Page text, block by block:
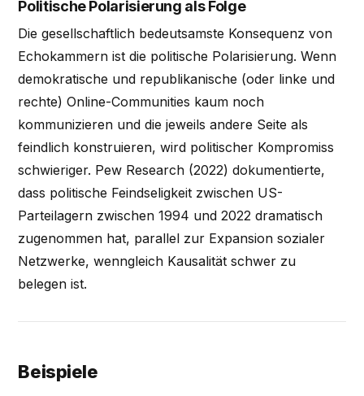
Politische Polarisierung als Folge
Die gesellschaftlich bedeutsamste Konsequenz von
Echokammern ist die politische Polarisierung. Wenn
demokratische und republikanische (oder linke und
rechte) Online-Communities kaum noch
kommunizieren und die jeweils andere Seite als
feindlich konstruieren, wird politischer Kompromiss
schwieriger. Pew Research (2022) dokumentierte,
dass politische Feindseligkeit zwischen US-
Parteilagern zwischen 1994 und 2022 dramatisch
zugenommen hat, parallel zur Expansion sozialer
Netzwerke, wenngleich Kausalität schwer zu
belegen ist.
Beispiele